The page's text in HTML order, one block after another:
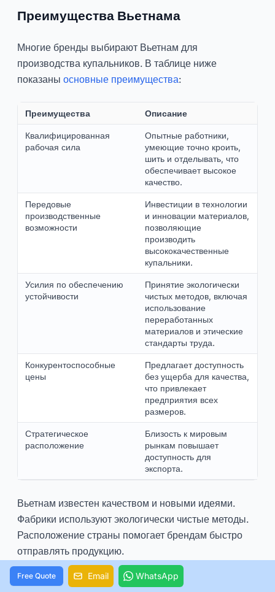
Преимущества Вьетнама
Многие бренды выбирают Вьетнам для
производства купальников. В таблице ниже
показаны основные преимущества:
Преимущества Описание
Квалифицированная
рабочая сила
Опытные работники,
умеющие точно кроить,
шить и отделывать, что
обеспечивает высокое
качество.
Передовые
производственные
возможности
Инвестиции в технологии
и инновации материалов,
позволяющие
производить
высококачественные
купальники.
Усилия по обеспечению
устойчивости
Принятие экологически
чистых методов, включая
использование
переработанных
материалов и этические
стандарты труда.
Конкурентоспособные
цены
Предлагает доступность
без ущерба для качества,
что привлекает
предприятия всех
размеров.
Стратегическое
расположение
Близость к мировым
рынкам повышает
доступность для
экспорта.
Вьетнам известен качеством и новыми идеями.
Фабрики используют экологически чистые методы.
Расположение страны помогает брендам быстро
отправлять продукцию.
Недостатки Вьетнама
Free Quote Email WhatsApp